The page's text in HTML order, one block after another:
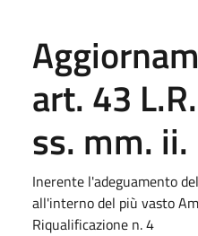
art. 43
ss. mm. ii.
Inerente l'adeguamento
all'interno del più vasto
Riqualificazione n. 4